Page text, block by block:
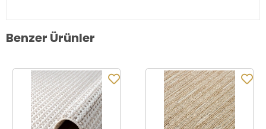
Benzer Ürünler